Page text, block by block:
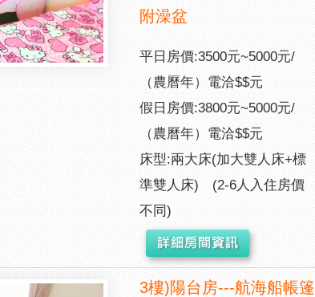
附澡盆
平日房價:3500元~5000元/
（農曆年）電洽$$元
假日房價:3800元~5000元/
（農曆年）電洽$$元
床型:兩大床(加大雙人床+標
準雙人床) (2-6人入住房價
不同)
3樓)陽台房---航海船帳篷